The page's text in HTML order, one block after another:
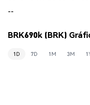
--
BRK690k (BRK)
1D 7D 1M 3M